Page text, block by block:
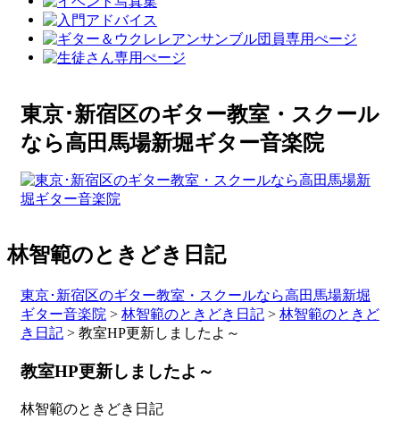
東京･新宿区のギター教室・スクール
なら高田馬場新堀ギター音楽院
林智範のときどき日記
東京･新宿区のギター教室・スクールなら高田馬場新堀
ギター音楽院 > 林智範のときどき日記 > 林智範のときど
き日記 > 教室HP更新しましたよ～
教室HP更新しましたよ～
林智範のときどき日記